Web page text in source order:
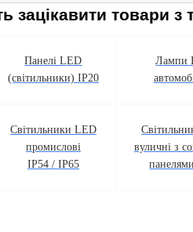
зацікавити товари з
Панелі LED
(світильники) IP20
Лампи
Світильники LED
промислові
IP54 / IP65
вуличні з